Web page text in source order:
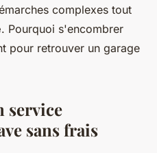
complexes tout
. Pourquoi s'encombrer
pour retrouver un garage
service
sans frais